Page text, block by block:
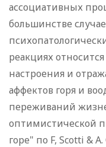
ассоциативных
большинстве
реакциях
настроения и
аффектов горя и
переживаний
оптимистической
горе" по F, Scotti &